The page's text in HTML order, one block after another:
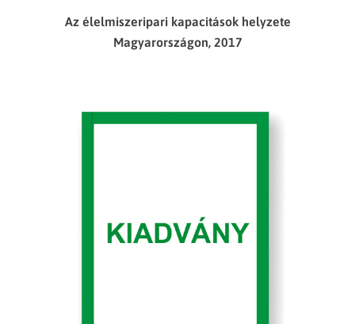
Az élelmiszeripari kapacitások helyzete
Magyarországon, 2017